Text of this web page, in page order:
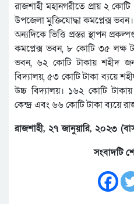
রাজশাহী মহানগরীতে প্রায় ২
উপজেলা মুক্তিযোদ্ধা কমপ্লেক্স ভবন।
অন্যদিকে ভিত্তি প্রস্তর স্থাপন
কমপ্লেক্স ভবন, ৮ কোটি ৩৫ লক্ষ
ভবন, ৬২ কোটি টাকায় শহীদ
বিদ্যালয়, ৫৩ কোটি টাকা ব্যয়ে
উচ্চ বিদ্যালয়। ১৬২ কোটি
কেন্দ্র এবং ৬৬ কোটি টাকা ব্যয়ে
রাজশাহী, ২৭ জানুয়ারি, ২০২৩
সংবাদটি